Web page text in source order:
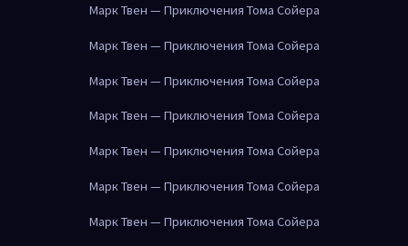
Марк Твен — Приключения Тома Сойера
Марк Твен — Приключения Тома Сойера
Марк Твен — Приключения Тома Сойера
Марк Твен — Приключения Тома Сойера
Марк Твен — Приключения Тома Сойера
Марк Твен — Приключения Тома Сойера
Марк Твен — Приключения Тома Сойера